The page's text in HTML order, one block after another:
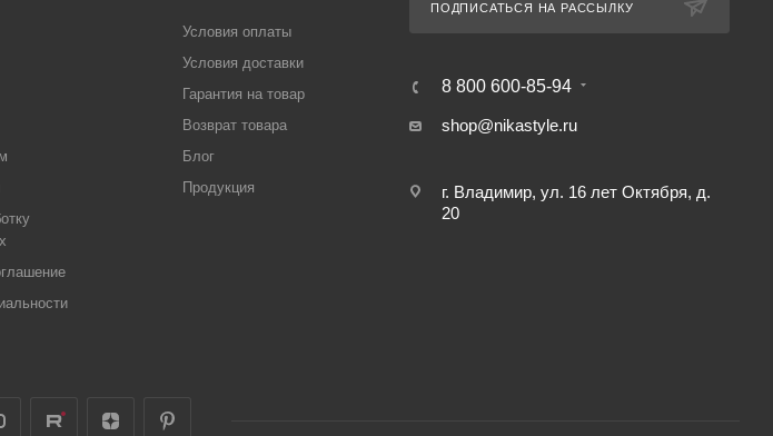
Условия оплаты
Условия доставки
Гарантия на товар
Возврат товара
Блог
Продукция
ПОДПИСАТЬСЯ НА РАССЫЛКУ
8 800 600-85-94
shop@nikastyle.ru
г. Владимир, ул. 16 лет Октября, д.
20